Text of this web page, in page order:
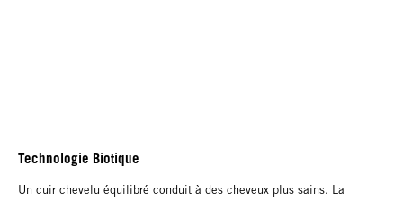
Technologie Biotique
Un cuir chevelu équilibré conduit à des cheveux plus sains. La